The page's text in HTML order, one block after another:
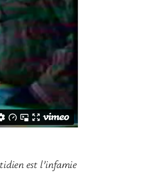
est l’infamie